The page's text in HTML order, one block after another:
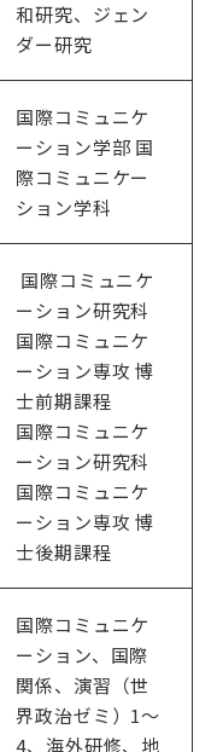
和研究、ジェン
ダー研究
国際コミュニケ
ーション学部 国
際コミュニケー
ション学科
国際コミュニケ
ーション研究科
国際コミュニケ
ーション専攻 博
士前期課程
国際コミュニケ
ーション研究科
国際コミュニケ
ーション専攻 博
士後期課程
国際コミュニケ
ーション、国際
関係、演習（世
界政治ゼミ）1～
4、海外研修、地